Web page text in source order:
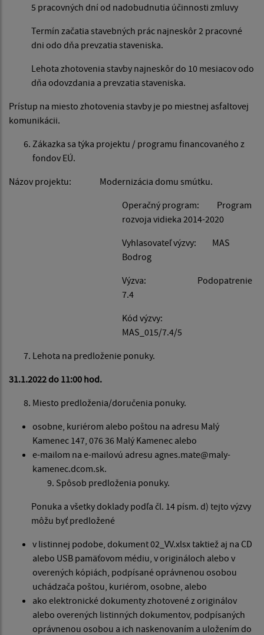
5 pracovných dní od nadobudnutia účinnosti zmluvy
Termín začatia stavebných prác najneskôr 2 pracovné
dni odo dňa prevzatia staveniska.
Lehota zhotovenia stavby najneskôr do 10 mesiacov odo
dňa odovzdania a prevzatia staveniska.
Prístup na miesto zhotovenia stavby je po miestnej asfaltovej
komunikácii.
Zákazka sa týka projektu / programu financovaného z
fondov EÚ.
Názov projektu: Modernizácia domu smútku.
Operačný program: Program
rozvoja vidieka 2014-2020
Vyhlasovateľ výzvy: MAS
Bodrog
Výzva: Podopatrenie
7.4
Kód výzvy:
MAS_015/7.4/5
Lehota na predloženie ponuky.
31.1.2022 do 11:00 hod.
Miesto predloženia/doručenia ponuky.
osobne, kuriérom alebo poštou na adresu Malý
Kamenec 147, 076 36 Malý Kamenec alebo
e-mailom na e-mailovú adresu agnes.mate@maly-
kamenec.dcom.sk.
Spôsob predloženia ponuky.
Ponuka a všetky doklady podľa čl. 14 písm. d) tejto výzvy
môžu byť predložené
v listinnej podobe, dokument 02_VV.xlsx taktiež aj na CD
alebo USB pamäťovom médiu, v origináloch alebo v
overených kópiách, podpísané oprávnenou osobou
uchádzača poštou, kuriérom, osobne, alebo
ako elektronické dokumenty zhotovené z originálov
alebo overených listinných dokumentov, podpísaných
oprávnenou osobou a ich naskenovaním a uložením do